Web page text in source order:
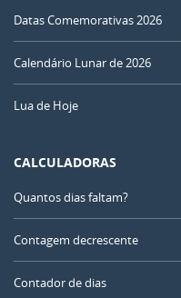
Datas Comemorativas 2026
Calendário Lunar de 2026
Lua de Hoje
CALCULADORAS
Quantos dias faltam?
Contagem decrescente
Contador de dias